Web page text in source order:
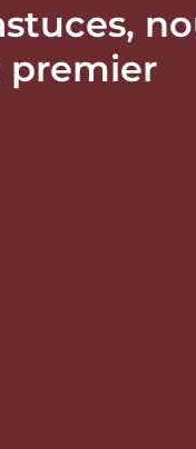
premier